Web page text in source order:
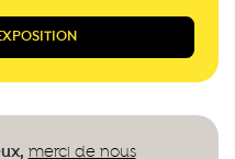
merci de nous